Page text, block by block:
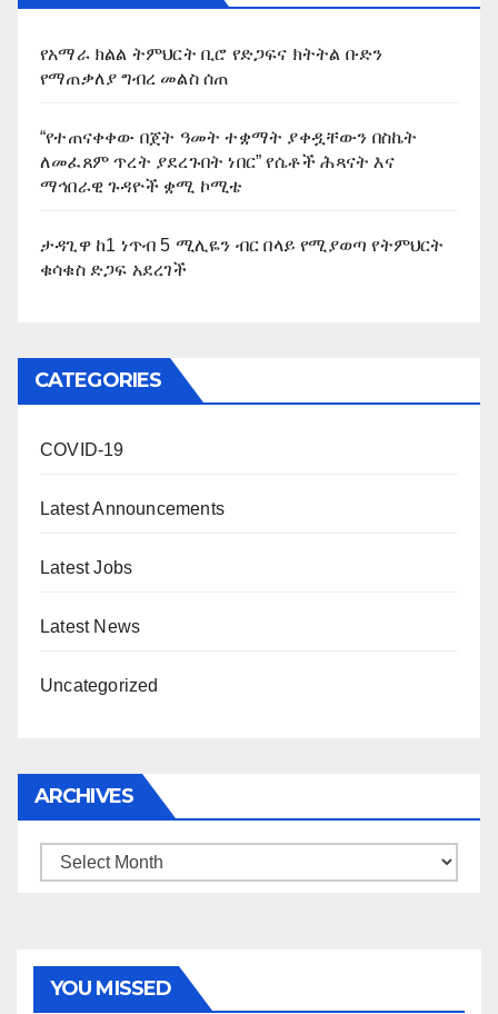
የአማራ ክልል ትምህርት ቢሮ የድጋፍና ክትትል ቡድን
የማጠቃለያ ግብረ መልስ ሰጠ
“የተጠናቀቀው በጀት ዓመት ተቋማት ያቀዷቸውን በስኬት
ለመፈጸም ጥረት ያደረጉበት ነበር” የሴቶች ሕጻናት እና
ማኅበራዊ ጉዳዮች ቋሚ ኮሚቴ
ታዳጊዋ ከ1 ነጥብ 5 ሚሊዬን ብር በላይ የሚያወጣ የትምህርት
ቁሳቁስ ድጋፍ አደረገች
CATEGORIES
COVID-19
Latest Announcements
Latest Jobs
Latest News
Uncategorized
ARCHIVES
Archives
YOU MISSED